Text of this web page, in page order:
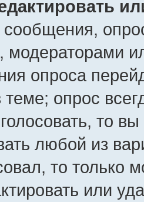
модераторами
опроса
опрос
то
любой из
то только
или